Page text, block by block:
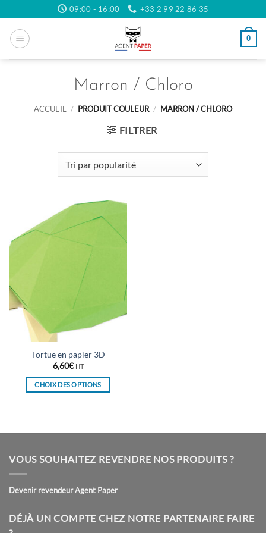
au
contenu
09:00 - 16:00 +33 2 99 22 86 35
0
Marron / Chloro
ACCUEIL / PRODUIT COULEUR / MARRON / CHLORO
FILTRER
Tortue en papier 3D
6,60€ HT
CHOIX DES OPTIONS
plusieurs
Les
peuvent
sur
VOUS SOUHAITEZ REVENDRE NOS PRODUITS ?
Devenir revendeur Agent Paper
DÉJÀ UN COMPTE CHEZ NOTRE PARTENAIRE FAIRE